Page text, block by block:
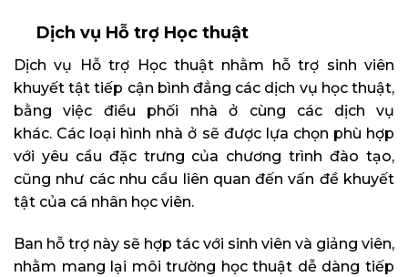
Dịch vụ Hỗ trợ Học thuật
Dịch vụ Hỗ trợ Học thuật nhằm hỗ trợ sinh viên
khuyết tật tiếp cận bình đẳng các dịch vụ học thuật,
bằng việc điều phối nhà ở cùng các dịch vụ
khác. Các loại hình nhà ở sẽ được lựa chọn phù hợp
với yêu cầu đặc trưng của chương trình đào tạo,
cũng như các nhu cầu liên quan đến vấn đề khuyết
tật của cá nhân học viên.
Ban hỗ trợ này sẽ hợp tác với sinh viên và giảng viên,
nhằm mang lại môi trường học thuật dễ dàng tiếp